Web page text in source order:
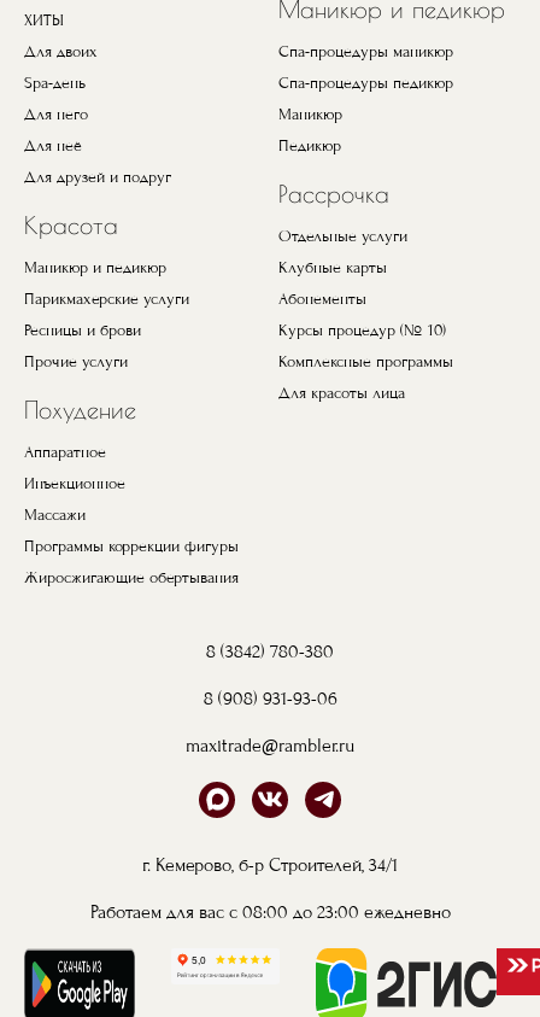
ХИТЫ
Для двоих
Spa-день
Для него
Для неё
Для друзей и подруг
Красота
Маникюр и педикюр
Парикмахерские услуги
Ресницы и брови
Прочие услуги
Похудение
Аппаратное
Инъекционное
Массажи
Программы коррекции фигуры
Жиросжигающие обертывания
Маникюр и педикюр
Спа-процедуры маникюр
Спа-процедуры педикюр
Маникюр
Педикюр
Рассрочка
Отдельные услуги
Клубные карты
Абонементы
Курсы процедур (№ 10)
Комплексные программы
Для красоты лица
8 (3842) 780-380
8 (908) 931-93-06
maxitrade@rambler.ru
г. Кемерово, б-р Строителей, 34/1
Работаем для вас с 08:00 до 23:00 ежедневно